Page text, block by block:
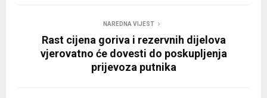
NAREDNA VIJEST
Rast cijena goriva i rezervnih dijelova
vjerovatno će dovesti do poskupljenja
prijevoza putnika